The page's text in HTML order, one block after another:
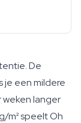
De
je een mildere
weken langer
m² speelt Oh